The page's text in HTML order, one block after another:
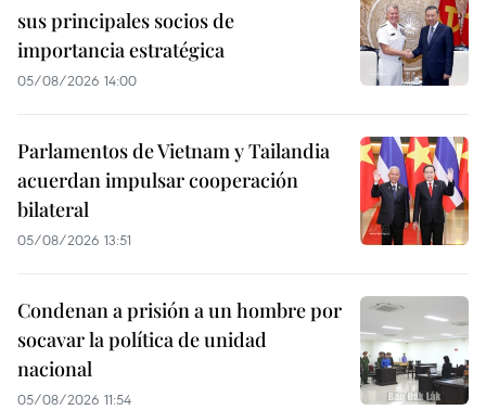
sus principales socios de
importancia estratégica
05/08/2026 14:00
Parlamentos de Vietnam y Tailandia
acuerdan impulsar cooperación
bilateral
05/08/2026 13:51
Condenan a prisión a un hombre por
socavar la política de unidad
nacional
05/08/2026 11:54